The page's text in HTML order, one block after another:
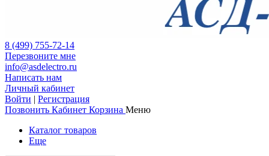
8 (499) 755-72-14
Перезвоните мне
info@asdelectro.ru
Написать нам
Личный кабинет
Войти | Регистрация
Позвонить Кабинет Корзина Меню
Каталог товаров
Еще